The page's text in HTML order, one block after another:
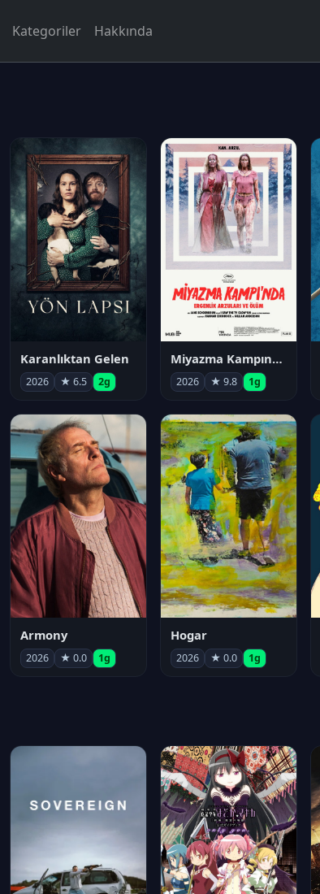
Kategoriler Hakkında
Karanlıktan Gelen
2026 ★ 6.5 2g
Miyazma Kampında Ergenlik Arzuları ve Ölüm
2026 ★ 9.8 1g
Armony
2026 ★ 0.0 1g
Hogar
2026 ★ 0.0 1g